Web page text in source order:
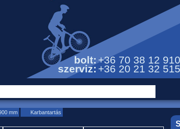
bolt: +36 70 38 12 910
szerviz: +36 20 21 32 515
mm Karbantartás